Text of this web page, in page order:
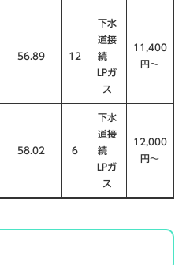
56.89 12
下水
道接
続
LPガ
ス
11,400
円〜
58.02 6
下水
道接
続
LPガ
ス
12,000
円〜